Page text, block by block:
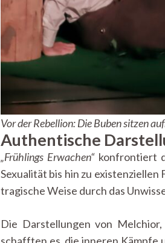
Vor der Rebellion: Die Buben sitzen
Authentische
„Frühlings Erwachen“konfrontiert
Sexualität bis hin zu
tragische Weise durch das
Die Darstellungen von